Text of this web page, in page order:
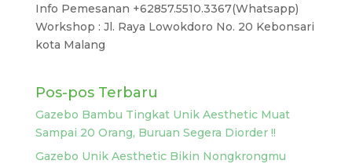
Info Pemesanan +62857.5510.3367(Whatsapp)
Workshop : Jl. Raya Lowokdoro No. 20 Kebonsari
kota Malang
Pos-pos Terbaru
Gazebo Bambu Tingkat Unik Aesthetic Muat
Sampai 20 Orang, Buruan Segera Diorder !!
Gazebo Unik Aesthetic Bikin Nongkrongmu